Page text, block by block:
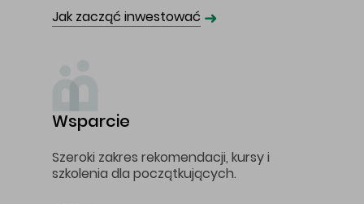
Jak zacząć inwestować ➜
Wsparcie
Szeroki zakres rekomendacji, kursy i
szkolenia dla początkujących.